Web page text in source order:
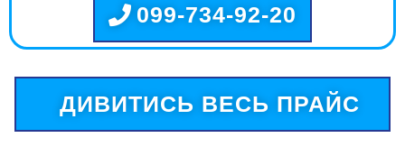
099-734-92-20
ДИВИТИСЬ ВЕСЬ ПРАЙС